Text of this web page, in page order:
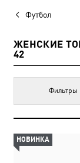
Футбол
ЖЕНСКИЕ
42
Фильтры
НОВИНКА